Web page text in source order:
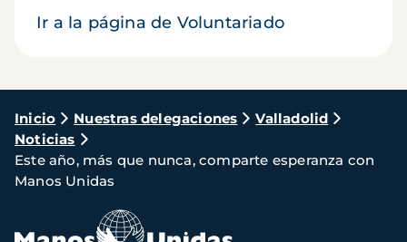
Ir a la página de Voluntariado
Ruta
de
navegación
Inicio Nuestras delegaciones
Valladolid
Noticias
Este año, más que nunca, comparte esperanza con
Manos Unidas